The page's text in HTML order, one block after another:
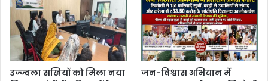
उज्ज्वला सखियों को मिला नया
जन-विश्वास अभियान में